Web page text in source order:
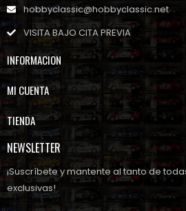
hobbyclassic@hobbyclassic.net
VISITA BAJO CITA PREVIA
INFORMACION
MI CUENTA
TIENDA
NEWSLETTER
¡Suscríbete y mantente al tanto de
exclusivas!